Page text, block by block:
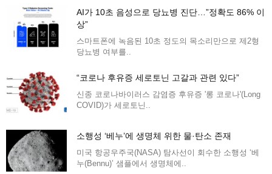
AI가 10초 음성으로 당뇨병 진단…”정확도 86% 이
상”
스마트폰에 녹음된 10초 정도의 목소리만으로 제2형
당뇨병 여부를..
“코로나 후유증 세로토닌 고갈과 관련 있다”
신종 코로나바이러스 감염증 후유증 '롱 코로나'(Long
COVID)가 세로토닌..
소행성 ‘베누’에 생명체 위한 물·탄소 존재
미국 항공우주국(NASA) 탐사선이 회수한 소행성 ‘베
누(Bennu)’ 샘플에서 생명체에..